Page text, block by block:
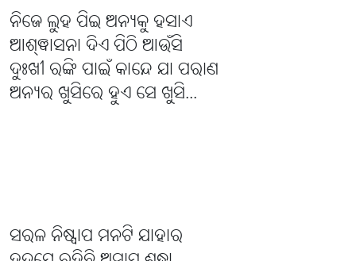
ନିଜେ ଲୁହ ପିଇ ଅନ୍ୟକୁ ହସାଏ
ଆଶ୍ଵାସନା ଦିଏ ପିଠି ଆଉଁସି
ଦୁଃଖୀ ରଙ୍କି ପାଇଁ କାନ୍ଦେ ଯା ପରାଣ
ଅନ୍ୟର ଖୁସିରେ ହୁଏ ସେ ଖୁସି...
ସରଳ ନିଷ୍ପାପ ମନଟି ଯାହାର